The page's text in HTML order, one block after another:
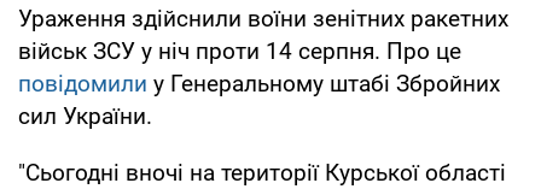
Ураження здійснили воїни зенітних ракетних
військ ЗСУ у ніч проти 14 серпня. Про це
повідомили у Генеральному штабі Збройних
сил України.
"Сьогодні вночі на території Курської області